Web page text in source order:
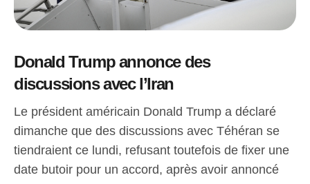
Donald Trump annonce des
discussions avec l’Iran
Le président américain Donald Trump a déclaré
dimanche que des discussions avec Téhéran se
tiendraient ce lundi, refusant toutefois de fixer une
date butoir pour un accord, après avoir annoncé